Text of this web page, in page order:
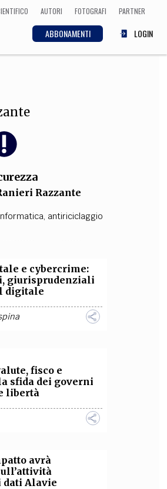
AUTORI FOTOGRAFI PARTNER
ABBONAMENTI LOGIN
Razzante
, antiriciclaggio
e cybercrime:
giurisprudenziali
digitale
fisco e
sfida dei governi
libertà
avrà
Alavie